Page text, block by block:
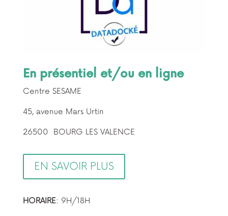
En présentiel et/ou en ligne
Centre SESAME
45, avenue Mars Urtin
26500 BOURG LES VALENCE
EN SAVOIR PLUS
HORAIRE: 9H/18H